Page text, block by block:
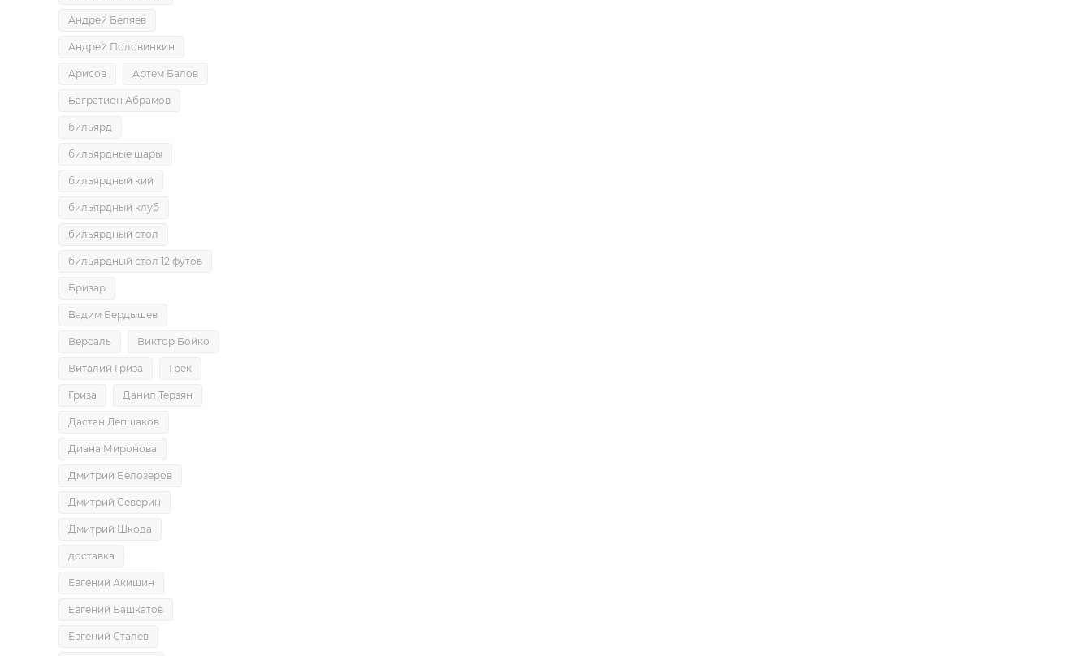
Андрей Беляев
Андрей Половинкин
Арисов Артем Балов
Багратион Абрамов
бильярд
бильярдные шары
бильярдный кий
бильярдный клуб
бильярдный стол
бильярдный стол 12 футов
Бризар
Вадим Бердышев
Версаль Виктор Бойко
Виталий Гриза Грек
Гриза Данил Терзян
Дастан Лепшаков
Диана Миронова
Дмитрий Белозеров
Дмитрий Северин
Дмитрий Шкода
доставка
Евгений Акишин
Евгений Башкатов
Евгений Сталев